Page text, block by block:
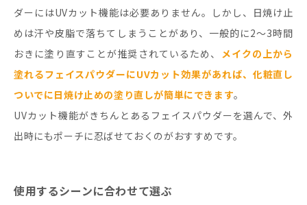
ダーにはUVカット機能は必要ありません。しかし、日焼け止
めは汗や皮脂で落ちてしまうことがあり、一般的に2～3時間
おきに塗り直すことが推奨されているため、 メイクの上から
塗れるフェイスパウダーにUVカット効果があれば、化粧直し
ついでに日焼け止めの塗り直しが簡単にできます。
UVカット機能がきちんとあるフェイスパウダーを選んで、外
出時にもポーチに忍ばせておくのがおすすめです。
使用するシーンに合わせて選ぶ